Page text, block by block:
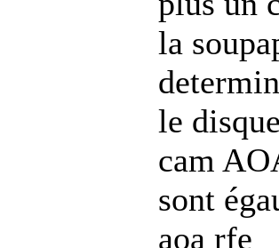
la
le
cam
sont
aoa rfe